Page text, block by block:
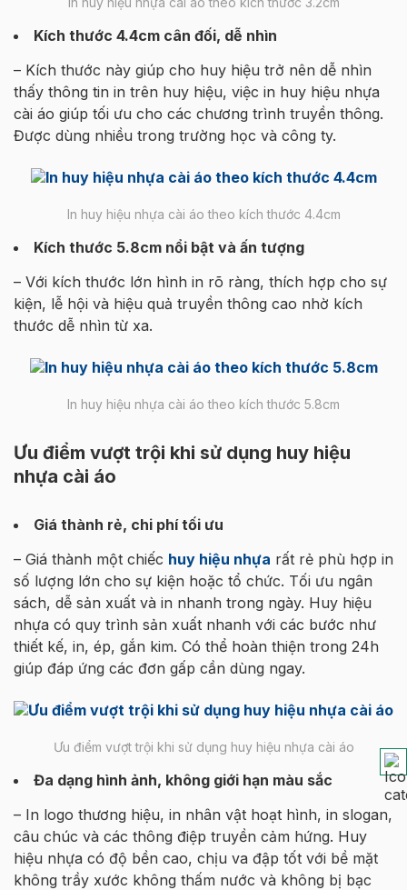
Kích thước 4.4cm cân đối, dễ nhìn
– Kích thước này giúp cho huy hiệu trở nên dễ nhìn
thấy thông tin in trên huy hiệu, việc in huy hiệu nhựa
cài áo giúp tối ưu cho các chương trình truyền thông.
Được dùng nhiều trong trường học và công ty.
In huy hiệu nhựa cài áo theo kích thước 4.4cm
Kích thước 5.8cm nổi bật và ấn tượng
– Với kích thước lớn hình in rõ ràng, thích hợp cho sự
kiện, lễ hội và hiệu quả truyền thông cao nhờ kích
thước dễ nhìn từ xa.
In huy hiệu nhựa cài áo theo kích thước 5.8cm
Ưu điểm vượt trội khi sử dụng huy hiệu
nhựa cài áo
Giá thành rẻ, chi phí tối ưu
– Giá thành một chiếc huy hiệu nhựa rất rẻ phù hợp in
số lượng lớn cho sự kiện hoặc tổ chức. Tối ưu ngân
sách, dễ sản xuất và in nhanh trong ngày. Huy hiệu
nhựa có quy trình sản xuất nhanh với các bước như
thiết kế, in, ép, gắn kim. Có thể hoàn thiện trong 24h
giúp đáp ứng các đơn gấp cần dùng ngay.
Ưu điểm vượt trội khi sử dụng huy hiệu nhựa cài áo
Đa dạng hình ảnh, không giới hạn màu sắc
– In logo thương hiệu, in nhân vật hoạt hình, in slogan,
câu chúc và các thông điệp truyền cảm hứng. Huy
hiệu nhựa có độ bền cao, chịu va đập tốt với bề mặt
không trầy xước không thấm nước và không bị bạc